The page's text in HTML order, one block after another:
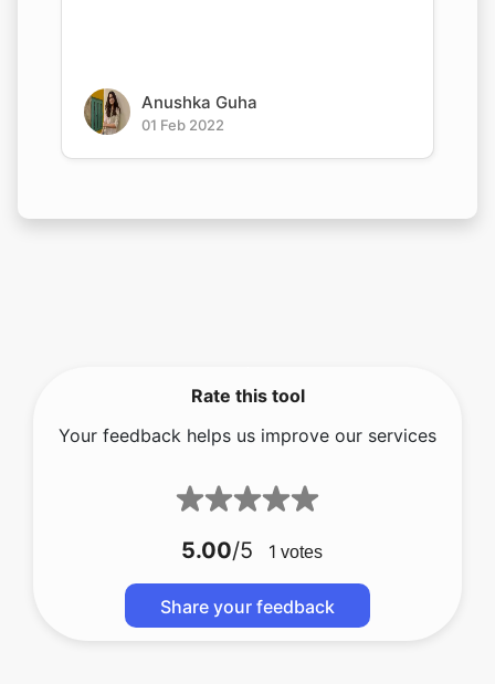
Anushka Guha
01 Feb 2022
Rate this tool
Your feedback helps us improve our services
5.00/5 1 votes
Share your feedback